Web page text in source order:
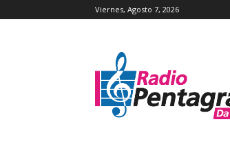
Viernes, Agosto 7, 2026